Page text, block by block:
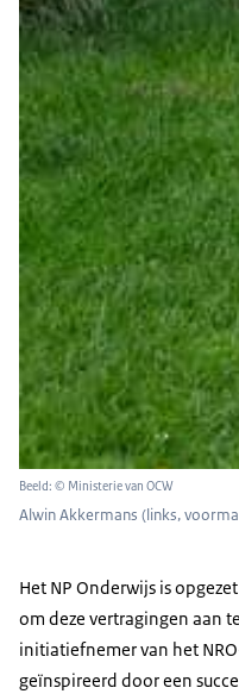
Beeld: © Ministerie van OCW
Alwin Akkermans (links,
Het NP Onderwijs is
om deze vertragingen aan
initiatiefnemer van het
geïnspireerd door een